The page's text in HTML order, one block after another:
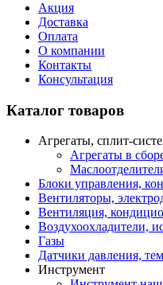
Акция
Доставка
Оплата
О компании
Контакты
Консультация
Каталог товаров
Агрегаты, сплит-
Агрегаты в
Блоки управления,
Вентиляторы,
Вентиляция,
Воздухоохладители,
Газы
Датчики давления,
Инструмент